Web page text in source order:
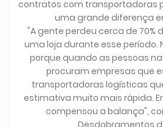
contratos com transportadoras
uma grande diferença
"A gente perdeu cerca de 70%
uma loja durante esse período.
porque quando as pessoas
procuram empresas que
transportadoras logísticas
estimativa muito mais rápida.
compensou a balança",